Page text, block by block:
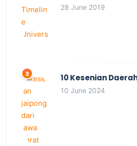
28 June 2019
10 Kesenian
10 June 2024